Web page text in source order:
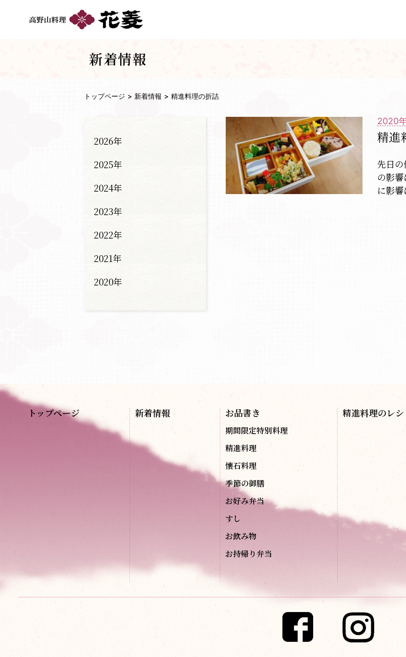
新着情報
トップページ 新着情報 精進料理の折詰
2026年
2025年
2024年
2023年
2022年
2021年
2020年
2020
精進
先日
の影
に影響
トップページ 新着情報 お品書き
期間限定特別料理
精進料理
懐石料理
季節の御膳
お好み弁当
すし
お飲み物
お持帰り弁当
精進料理のレシ